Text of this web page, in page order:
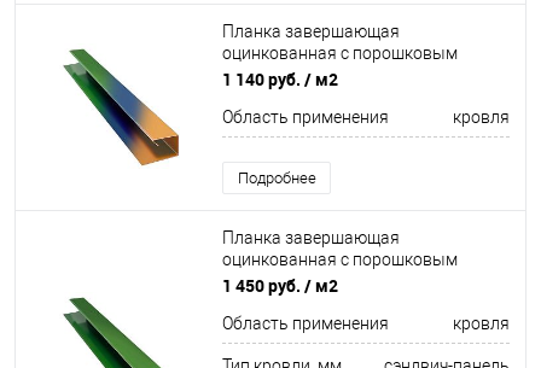
Планка завершающая
оцинкованная с порошковым
покрытием 0,5мм все цвета RAL
1 140 руб. / м2
Область применения кровля
Подробнее
Планка завершающая
оцинкованная с порошковым
покрытием 0,45мм ширина более
1 450 руб. / м2
Область применения кровля